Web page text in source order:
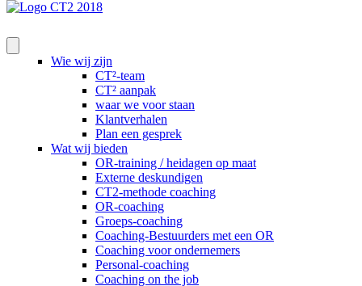
Wie wij zijn
CT²-team
CT² aanpak
waar we voor staan
Klantverhalen
Plan een gesprek
Wat wij bieden
OR-training / heidagen op maat
Externe deskundigen
CT2-methode coaching
OR-coaching
Groeps-coaching
Coaching-Bestuurders met een OR
Coaching voor ondernemers
Personal-coaching
Coaching on the job